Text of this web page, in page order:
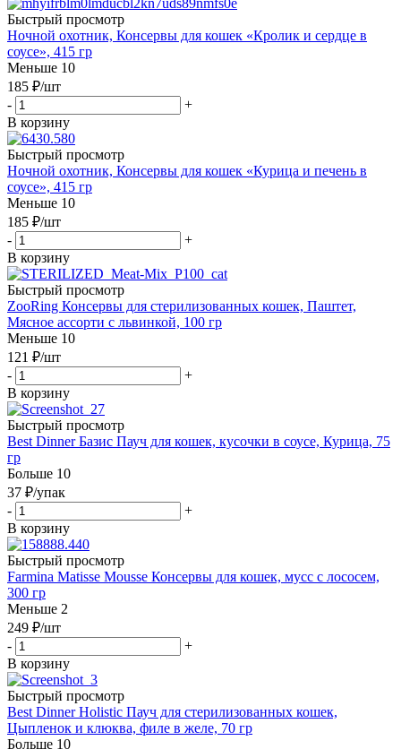
Быстрый просмотр
Ночной охотник, Консервы для кошек «Кролик и сердце в
соусе», 415 гр
Меньше 10
185 ₽/шт
-
+
В корзину
Быстрый просмотр
Ночной охотник, Консервы для кошек «Курица и печень в
соусе», 415 гр
Меньше 10
185 ₽/шт
-
+
В корзину
Быстрый просмотр
ZooRing Консервы для стерилизованных кошек, Паштет,
Мясное ассорти с львинкой, 100 гр
Меньше 10
121 ₽/шт
-
+
В корзину
Быстрый просмотр
Best Dinner Базис Пауч для кошек, кусочки в соусе, Курица, 75
гр
Больше 10
37 ₽/упак
-
+
В корзину
Быстрый просмотр
Farmina Matisse Mousse Консервы для кошек, мусс с лососем,
300 гр
Меньше 2
249 ₽/шт
-
+
В корзину
Быстрый просмотр
Best Dinner Holistic Пауч для стерилизованных кошек,
Цыпленок и клюква, филе в желе, 70 гр
Больше 10